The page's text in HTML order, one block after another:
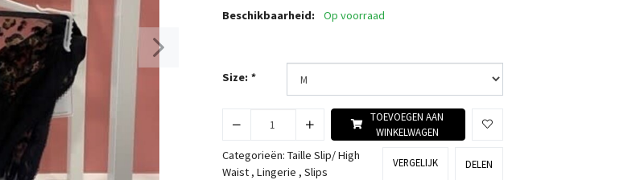
Beschikbaarheid:
Op voorraad
Size: *
TOEVOEGEN AAN
WINKELWAGEN
Categorieën: Taille Slip/ High
Waist , Lingerie , Slips
VERGELIJK DELEN